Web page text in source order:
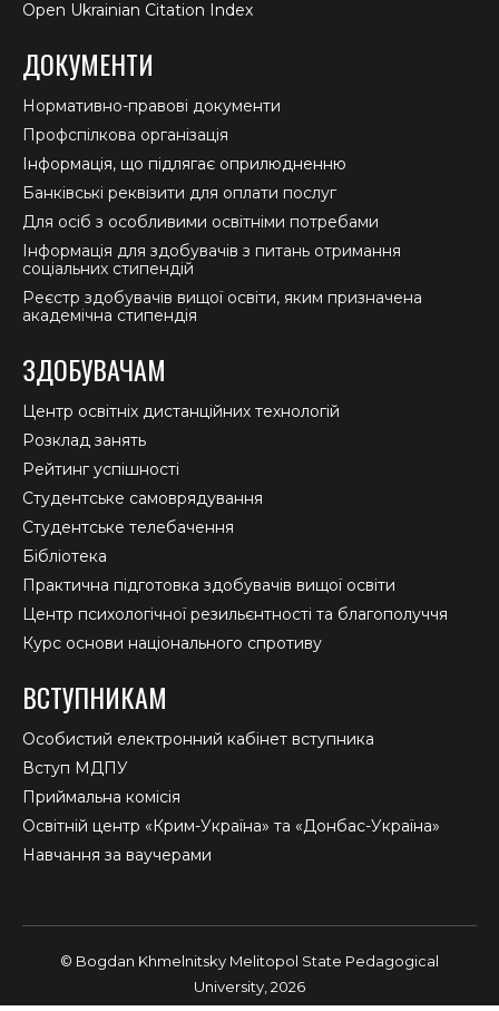
Open Ukrainian Citation Index
ДОКУМЕНТИ
Нормативно-правові документи
Профспілкова організація
Інформація, що підлягає оприлюдненню
Банківські реквізити для оплати послуг
Для осіб з особливими освітніми потребами
Інформація для здобувачів з питань отримання
соціальних стипендій
Реєстр здобувачів вищої освіти, яким призначена
академічна стипендія
ЗДОБУВАЧАМ
Центр освітніх дистанційних технологій
Розклад занять
Рейтинг успішності
Студентське самоврядування
Студентське телебачення
Бібліотека
Практична підготовка здобувачів вищої освіти
Центр психологічної резильєнтності та благополуччя
Курс основи національного спротиву
ВСТУПНИКАМ
Особистий електронний кабінет вступника
Вступ МДПУ
Приймальна комісія
Освітній центр «Крим-Україна» та «Донбас-Україна»
Навчання за ваучерами
© Bogdan Khmelnitsky Melitopol State Pedagogical
University, 2026